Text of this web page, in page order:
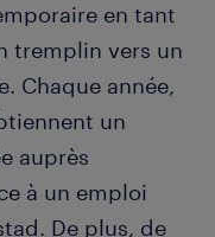
d’un
des
supérieurs de
d’avancement
(incidents,
de mesure,
en tant
tremplin vers un
Chaque année,
un
auprès
à un emploi
De plus, de